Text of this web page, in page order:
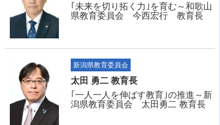
｢未来を切り拓く力｣を育む～和歌山
県教育委員会 今西宏行 教育長
新潟県教育委員会
太田 勇二 教育長
｢一人一人を伸ばす教育｣の推進～新
潟県教育委員会 太田勇二 教育長